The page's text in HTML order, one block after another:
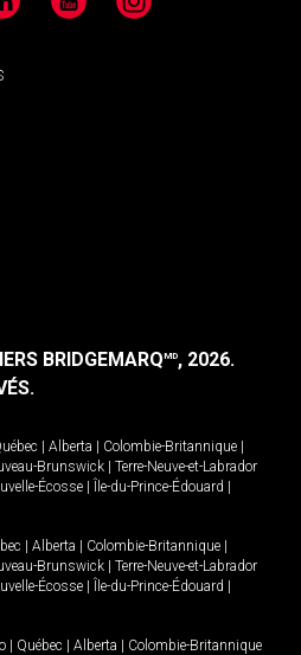
YouTube Instagram
BRIDGEMARQMD, 2026.
| Alberta | Colombie-Britannique |
Brunswick | Terre-Neuve-et-Labrador
Écosse | Île-du-Prince-Édouard |
| Alberta | Colombie-Britannique |
Brunswick | Terre-Neuve-et-Labrador
Écosse | Île-du-Prince-Édouard |
| Québec | Alberta | Colombie-Britannique